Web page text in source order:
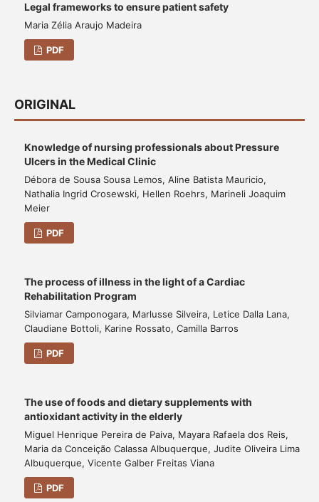
Legal frameworks to ensure patient safety
Maria Zélia Araujo Madeira
PDF
ORIGINAL
Knowledge of nursing professionals about Pressure
Ulcers in the Medical Clinic
Débora de Sousa Sousa Lemos, Aline Batista Mauricio,
Nathalia Ingrid Crosewski, Hellen Roehrs, Marineli Joaquim
Meier
PDF
The process of illness in the light of a Cardiac
Rehabilitation Program
Silviamar Camponogara, Marlusse Silveira, Letice Dalla Lana,
Claudiane Bottoli, Karine Rossato, Camilla Barros
PDF
The use of foods and dietary supplements with
antioxidant activity in the elderly
Miguel Henrique Pereira de Paiva, Mayara Rafaela dos Reis,
Maria da Conceição Calassa Albuquerque, Judite Oliveira Lima
Albuquerque, Vicente Galber Freitas Viana
PDF